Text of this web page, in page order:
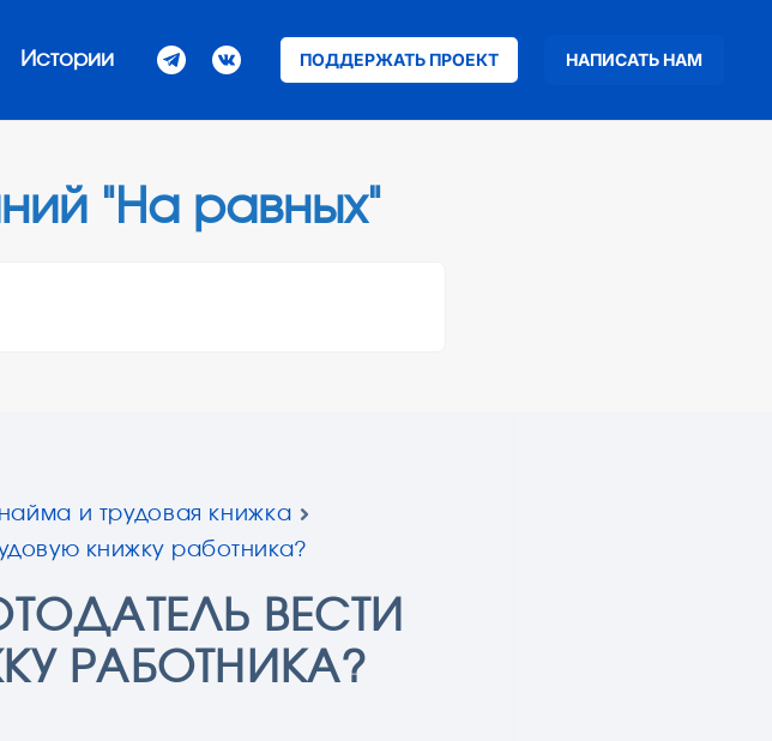
Истории ПОДДЕРЖАТЬ ПРОЕКТ НАПИСАТЬ НАМ
"На равных"
и трудовая книжка
книжку работника?
ВЕСТИ
РАБОТНИКА?